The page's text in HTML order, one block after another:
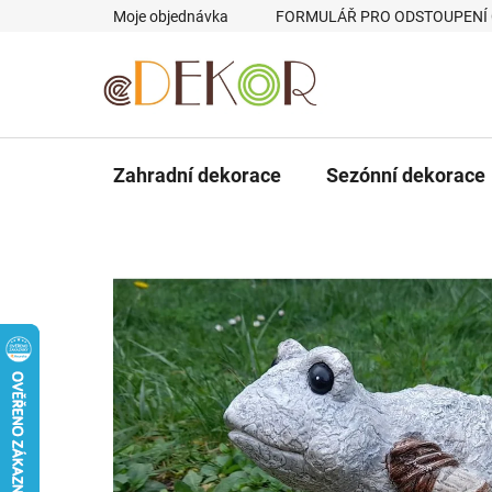
Moje objednávka FORMULÁŘ PRO
Zahradní dekorace Sezónní dekorace